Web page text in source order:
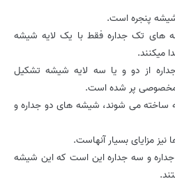
پنجره است.
های تک جداره فقط با یک لایه شیشه
میکنند.
از دو و یا سه لایه شیشه تشکیل
مخصوصی پر شده است.
که ساخته می شوند، شیشه های دو جداره و
مزایای بسیار آنهاست.
و سه جداره این است که این شیشه